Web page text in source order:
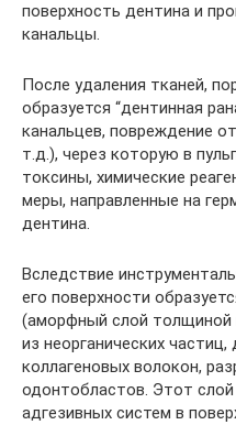
поверхность дентина и
канальцы.
После удаления тканей,
образуется “дентинная
канальцев, повреждение
т.д.), через которую в
токсины, химические
меры, направленные на
дентина.
Вследствие
его поверхности
(аморфный слой толщиной
из неорганических
коллагеновых волокон,
одонтобластов. Этот
адгезивных систем в